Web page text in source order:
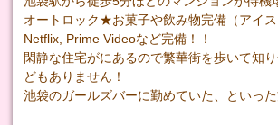
オートロック★お菓子や飲み物完備（アイ
Netflix, Prime Videoなど完備！！
閑静な住宅がにあるので繁華街を歩いて知
どもありません！
池袋のガールズバーに勤めていた、といっ